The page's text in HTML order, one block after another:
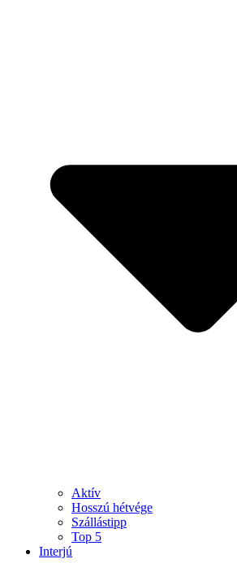
Aktív
Hosszú hétvége
Szállástipp
Top 5
Interjú